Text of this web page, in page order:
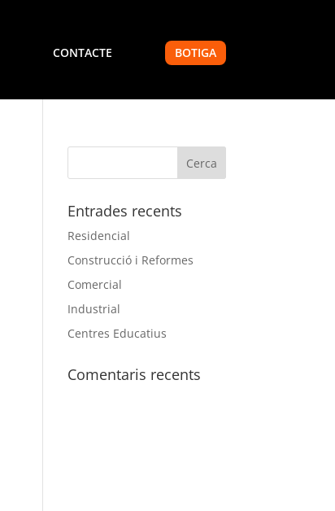
CONTACTE BOTIGA
Entrades recents
Residencial
Construcció i Reformes
Comercial
Industrial
Centres Educatius
Comentaris recents